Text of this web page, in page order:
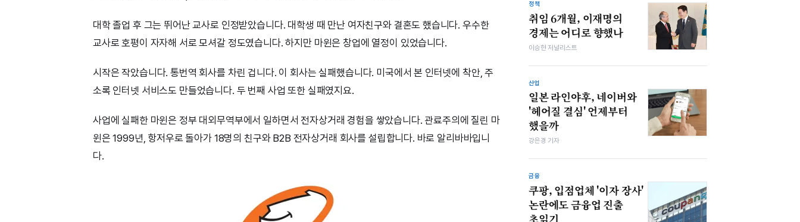
대학 졸업 후 그는 뛰어난 교사로 인정받았습니다. 대학생 때 만난 여자친구와 결혼도 했습니다. 우수한
교사로 호평이 자자해 서로 모셔갈 정도였습니다. 하지만 마윈은 창업에 열정이 있었습니다.
시작은 작았습니다. 통번역 회사를 차린 겁니다. 이 회사는 실패했습니다. 미국에서 본 인터넷에 착안, 주
소록 인터넷 서비스도 만들었습니다. 두 번째 사업 또한 실패였지요.
사업에 실패한 마윈은 정부 대외무역부에서 일하면서 전자상거래 경험을 쌓았습니다. 관료주의에 질린 마
윈은 1999년, 항저우로 돌아가 18명의 친구와 B2B 전자상거래 회사를 설립합니다. 바로 알리바바입니
다.
정책
취임 6개월, 이재명의
경제는 어디로 향했나
이승현 저널리스트
산업
일본 라인야후, 네이버와
'헤어질 결심' 언제부터
했을까
강은경 기자
금융
쿠팡, 입점업체 '이자 장사'
논란에도 금융업 진출
초읽기